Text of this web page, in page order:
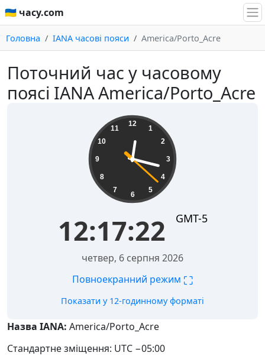
🇺🇦 часу.com
Головна IANA часові пояси America/Porto_Acre
Поточний час у часовому
поясі IANA America/Porto_Acre
12
1
2
3
4
5
6
7
8
9
10
11
12:17:22 GMT-5
четвер, 6 серпня 2026
Повноекранний режим ⛶
Показати у 12-годинному форматі
Назва IANA: America/Porto_Acre
Стандартне зміщення: UTC −05:00